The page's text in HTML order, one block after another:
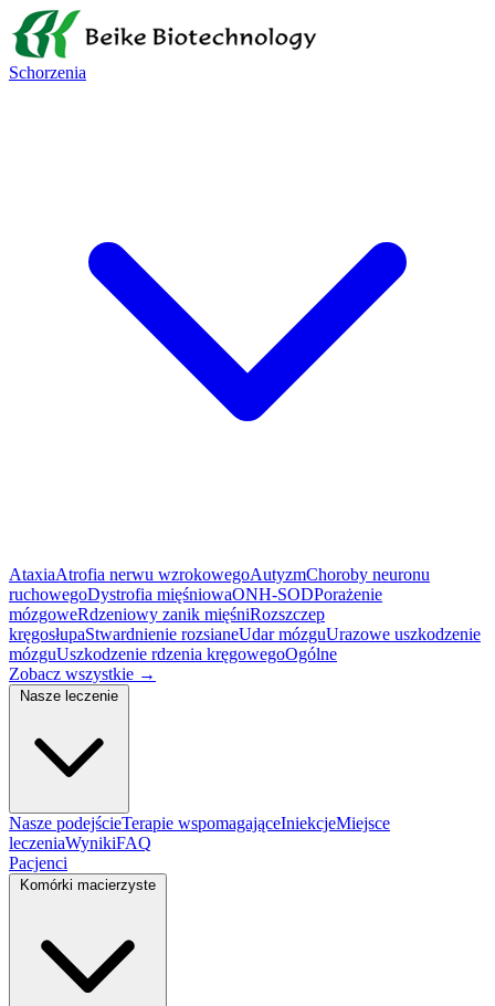
Schorzenia
AtaxiaAtrofia nerwu wzrokowegoAutyzmChoroby neuronu
ruchowegoDystrofia mięśniowaONH-SODPorażenie
mózgoweRdzeniowy zanik mięśniRozszczep
kręgosłupaStwardnienie rozsianeUdar mózguUrazowe uszkodzenie
mózguUszkodzenie rdzenia kręgowegoOgólne
Zobacz wszystkie →
Nasze podejścieTerapie wspomagająceIniekcjeMiejsce
leczeniaWynikiFAQ
Pacjenci